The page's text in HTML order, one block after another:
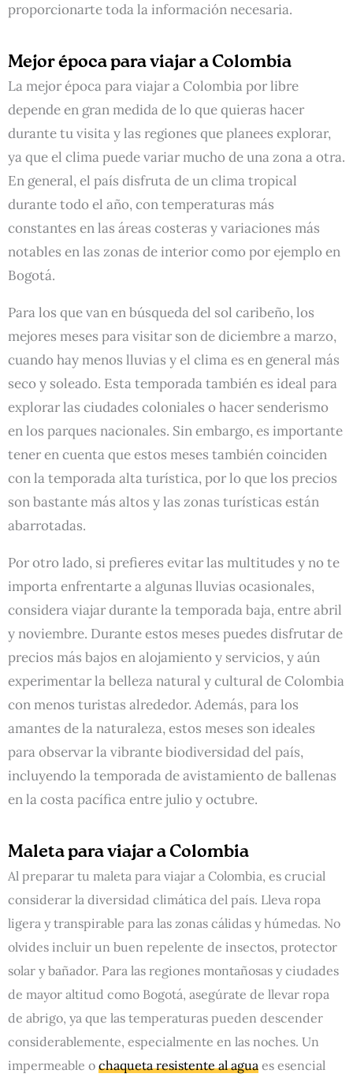
proporcionarte toda la información necesaria.
Mejor época para viajar a Colombia
La mejor época para viajar a Colombia por libre
depende en gran medida de lo que quieras hacer
durante tu visita y las regiones que planees explorar,
ya que el clima puede variar mucho de una zona a otra.
En general, el país disfruta de un clima tropical
durante todo el año, con temperaturas más
constantes en las áreas costeras y variaciones más
notables en las zonas de interior como por ejemplo en
Bogotá.
Para los que van en búsqueda del sol caribeño, los
mejores meses para visitar son de diciembre a marzo,
cuando hay menos lluvias y el clima es en general más
seco y soleado. Esta temporada también es ideal para
explorar las ciudades coloniales o hacer senderismo
en los parques nacionales. Sin embargo, es importante
tener en cuenta que estos meses también coinciden
con la temporada alta turística, por lo que los precios
son bastante más altos y las zonas turísticas están
abarrotadas.
Por otro lado, si prefieres evitar las multitudes y no te
importa enfrentarte a algunas lluvias ocasionales,
considera viajar durante la temporada baja, entre abril
y noviembre. Durante estos meses puedes disfrutar de
precios más bajos en alojamiento y servicios, y aún
experimentar la belleza natural y cultural de Colombia
con menos turistas alrededor. Además, para los
amantes de la naturaleza, estos meses son ideales
para observar la vibrante biodiversidad del país,
incluyendo la temporada de avistamiento de ballenas
en la costa pacífica entre julio y octubre.
Maleta para viajar a Colombia
Al preparar tu maleta para viajar a Colombia, es crucial
considerar la diversidad climática del país. Lleva ropa
ligera y transpirable para las zonas cálidas y húmedas. No
olvides incluir un buen repelente de insectos, protector
solar y bañador. Para las regiones montañosas y ciudades
de mayor altitud como Bogotá, asegúrate de llevar ropa
de abrigo, ya que las temperaturas pueden descender
considerablemente, especialmente en las noches. Un
impermeable o chaqueta resistente al agua es esencial